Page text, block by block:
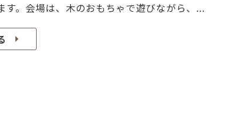
す。会場は、木のおもちゃで遊びながら、...